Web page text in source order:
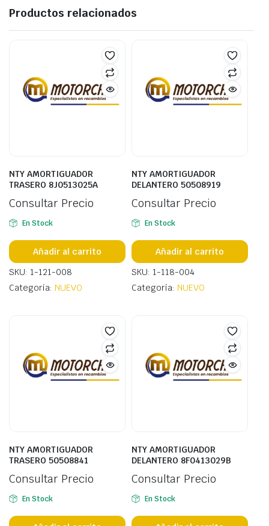
Productos relacionados
NTY AMORTIGUADOR
TRASERO 8J0513025A
Consultar Precio
En Stock
Añadir al carrito
SKU: 1-121-008
Categoría: NUEVO
NTY AMORTIGUADOR
DELANTERO 50508919
Consultar Precio
En Stock
Añadir al carrito
SKU: 1-118-004
Categoría: NUEVO
NTY AMORTIGUADOR
TRASERO 50508841
Consultar Precio
En Stock
NTY AMORTIGUADOR
DELANTERO 8F0413029B
Consultar Precio
En Stock